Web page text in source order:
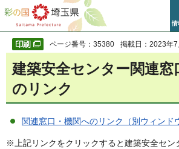
彩の国 埼玉県
情
ページ番号：35380 掲載日：2023年7
建築安全センター関連窓
のリンク
関連窓口・機関へのリンク（別ウィンド
※上記リンクをクリックすると建築安全セン